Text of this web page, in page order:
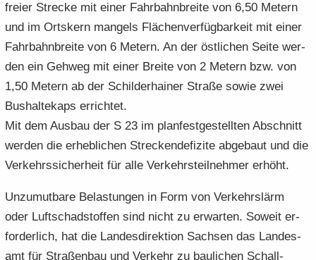
frei­er Stre­cke mit einer Fahr­bahn­brei­te von 6,50 Me­tern
und im Orts­kern man­gels Flä­chen­ver­füg­bar­keit mit einer
Fahr­bahn­brei­te von 6 Me­tern. An der öst­li­chen Seite wer­
den ein Geh­weg mit einer Brei­te von 2 Me­tern bzw. von
1,50 Me­tern ab der Schil­der­hai­ner Stra­ße sowie zwei
Bus­hal­te­kaps er­rich­tet.
Mit dem Aus­bau der S 23 im plan­fest­ge­stell­ten Ab­schnitt
wer­den die er­heb­li­chen Stre­cken­de­fi­zi­te ab­ge­baut und die
Ver­kehrs­si­cher­heit für alle Ver­kehrs­teil­neh­mer er­höht.
Un­zu­mut­ba­re Be­las­tun­gen in Form von Ver­kehrs­lärm
oder Luft­schad­stof­fen sind nicht zu er­war­ten. So­weit er­
for­der­lich, hat die Lan­des­di­rek­ti­on Sach­sen das Lan­des­
amt für Stra­ßen­bau und Ver­kehr zu bau­li­chen Schall­